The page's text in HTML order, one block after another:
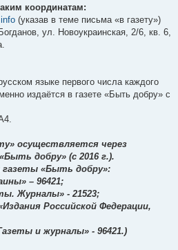
координатам:
(указав в теме письма «в газету»)
ул. Новоукраинская, 2/6, кв. 6,
языке первого числа каждого
издаётся в газете «Быть добру» c
осуществляется через
добру» (c 2016 г.).
газеты «Быть добру»:
– 96421;
Журналы» - 21523;
Российской Федерации,
и журналы» - 96421.)